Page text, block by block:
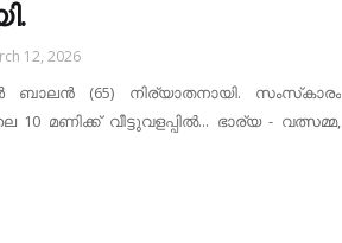
12, 2026
ബാലന്‍ (65) നിര്യാതനായി. സംസ്‌കാരം
10 മണിക്ക് വീട്ടുവളപ്പില്‍... ഭാര്യ - വത്സമ്മ,